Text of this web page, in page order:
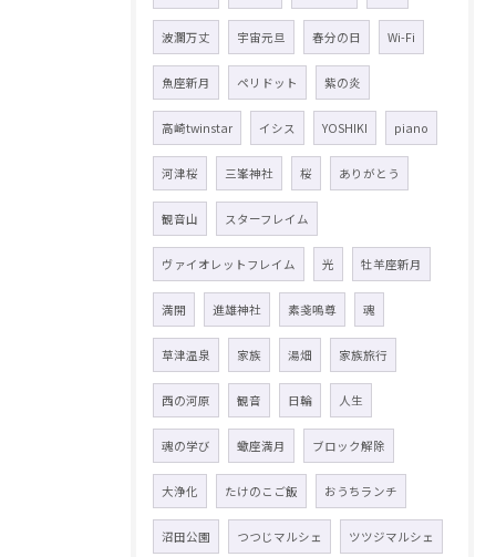
波瀾万丈 宇宙元旦 春分の日 Wi-Fi
魚座新月 ペリドット 紫の炎
高崎twinstar イシス YOSHIKI piano
河津桜 三峯神社 桜 ありがとう
観音山 スターフレイム
ヴァイオレットフレイム 光 牡羊座新月
満開 進雄神社 素戔嗚尊 魂
草津温泉 家族 湯畑 家族旅行
西の河原 観音 日輪 人生
魂の学び 蠍座満月 ブロック解除
大浄化 たけのこご飯 おうちランチ
沼田公園 つつじマルシェ ツツジマルシェ